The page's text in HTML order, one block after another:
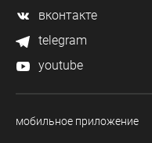
вконтакте
telegram
youtube
мобильное приложение